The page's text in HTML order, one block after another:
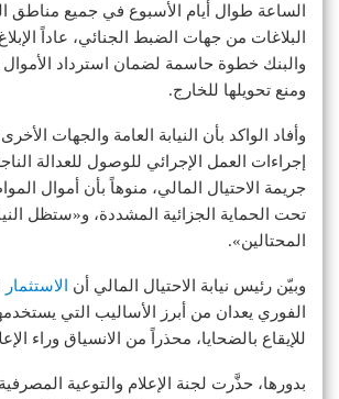
الساعة طوال أيام الأسبوع في جميع مناطق
البلاغات من جهات الضبط الجنائي، عاداً
والبنك خطوة حاسمة لضمان استرداد الأموال
ومنع تحويلها للخارج.
وأفاد الواكد بأن النيابة العامة والجهات
إجراءات العمل الإجرائي للوصول للعدالة
جريمة الاحتيال المالي، منوهاً بأن أموال
تحت الحماية الجزائية المشددة، و«ستظل
المحتالين».
وبيّن رئيس نيابة الاحتيال المالي أن الاستثمار
الفوري يعدان من أبرز الأساليب التي
للإيقاع بالضحايا، محذراً من الانسياق وراء
بدورها، حذَّرت لجنة الإعلام والتوعية